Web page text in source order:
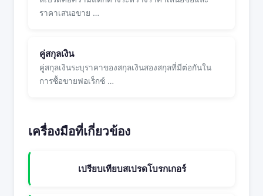
ราคาเสนอขาย …
คู่สกุลเงิน
คู่สกุลเงินระบุราคาของสกุลเงินสองสกุลที่มีต่อกันใน
การซื้อขายฟอเร็กซ์ …
เครื่องมือที่เกี่ยวข้อง
เปรียบเทียบสเปรดโบรกเกอร์